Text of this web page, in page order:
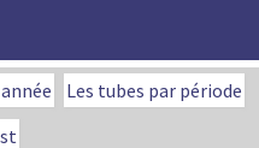
Les tubes par période